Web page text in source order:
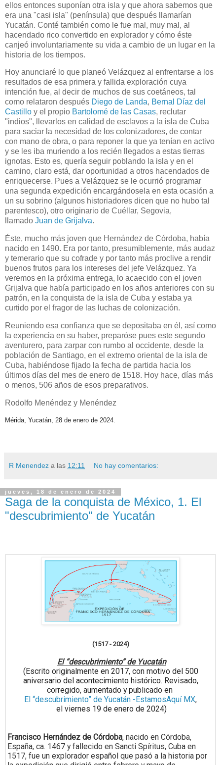
ellos entonces suponían otra isla y que ahora sabemos que
era una "casi isla" (península) que después llamarían
Yucatán. Conté también como le fue mal, muy mal, al
hacendado rico convertido en explorador y cómo éste
canjeó involuntariamente su vida a cambio de un lugar en la
historia de los tiempos.
Hoy anunciaré lo que planeó Velázquez al enfrentarse a los
resultados de esa primera y fallida exploración cuya
intención fue, al decir de muchos de sus coetáneos, tal
como relataron después Diego de Landa, Bernal Díaz del
Castillo y el propio Bartolomé de las Casas, reclutar
"indios", llevarlos en calidad de esclavos a la isla de Cuba
para saciar la necesidad de los colonizadores, de contar
con mano de obra, o para reponer la que ya tenían en activo
y se les iba muriendo a los recién llegados a estas tierras
ignotas. Esto es, quería seguir poblando la isla y en el
camino, claro está, dar oportunidad a otros hacendados de
enriquecerse. Pues a Velázquez se le ocurrió programar
una segunda expedición encargándosela en esta ocasión a
un su sobrino (algunos historiadores dicen que no hubo tal
parentesco), otro originario de Cuéllar, Segovia,
llamado Juan de Grijalva.
Éste, mucho más joven que Hernández de Córdoba, había
nacido en 1490. Era por tanto, presumiblemente, más audaz
y temerario que su cofrade y por tanto más proclive a rendir
buenos frutos para los intereses del jefe Velázquez. Ya
veremos en la próxima entrega, lo acaecido con el joven
Grijalva que había participado en los años anteriores con su
patrón, en la conquista de la isla de Cuba y estaba ya
curtido por el fragor de las luchas de colonización.
Reuniendo esa confianza que se depositaba en él, así como
la experiencia en su haber, preparóse pues este segundo
aventurero, para zarpar con rumbo al occidente, desde la
población de Santiago, en el extremo oriental de la isla de
Cuba, habiéndose fijado la fecha de partida hacia los
últimos días del mes de enero de 1518. Hoy hace, días más
o menos, 506 años de esos preparativos.
Rodolfo Menéndez y Menéndez
Mérida, Yucatán, 28 de enero de 2024.
R Menendez a las 12:11 No hay comentarios:
jueves, 18 de enero de 2024
Saga de la conquista de México, 1. El
"descubrimiento" de Yucatán
(1517 - 2024)
El “descubrimiento” de Yucatán
(Escrito originalmente en 2017, con motivo del 500
aniversario del acontecimiento histórico. Revisado,
corregido, aumentado y publicado en
El “descubrimiento” de Yucatán -EstamosAquí MX,
el viernes 19 de enero de 2024)
Francisco Hernández de Córdoba, nacido en Córdoba,
España, ca. 1467 y fallecido en Sancti Spíritus, Cuba en
1517, fue un explorador español que pasó a la historia por